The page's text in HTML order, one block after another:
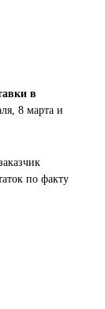
в
8 марта и
по факту